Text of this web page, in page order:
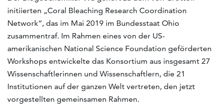
initiierten „Coral Bleaching Research Coordination
Network“, das im Mai 2019 im Bundesstaat Ohio
zusammentraf. Im Rahmen eines von der US-
amerikanischen National Science Foundation geförderten
Workshops entwickelte das Konsortium aus insgesamt 27
Wissenschaftlerinnen und Wissenschaftlern, die 21
Institutionen auf der ganzen Welt vertreten, den jetzt
vorgestellten gemeinsamen Rahmen.